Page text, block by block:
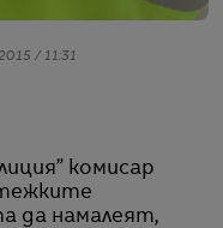
/ 11:31
да намалеят,